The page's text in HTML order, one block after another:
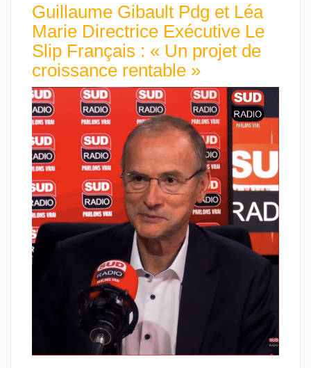
Guillaume Gibault Pdg et Léa
Marie Directrice Exécutive Le
Slip Français : « Un projet de
croissance rentable »